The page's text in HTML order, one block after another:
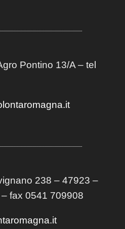
Pontino 13/A– tel
238 – 47923 –
fax 0541 709908